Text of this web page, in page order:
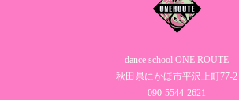
dance school ONE ROUTE
秋田県にかほ市平沢上町77-2
090‐5544‐2621